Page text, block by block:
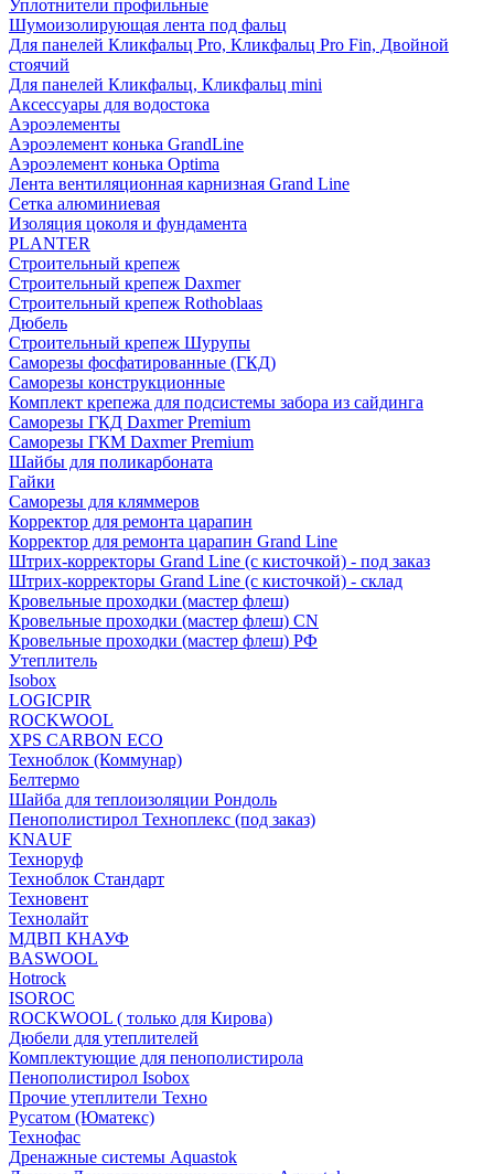
Уплотнители профильные
Шумоизолирующая лента под фальц
Для панелей Кликфальц Pro, Кликфальц Pro Fin, Двойной
стоячий
Для панелей Кликфальц, Кликфальц mini
Аксессуары для водостока
Аэроэлементы
Аэроэлемент конька GrandLine
Аэроэлемент конька Optima
Лента вентиляционная карнизная Grand Line
Сетка алюминиевая
Изоляция цоколя и фундамента
PLANTER
Строительный крепеж
Строительный крепеж Daxmer
Строительный крепеж Rothoblaas
Дюбель
Строительный крепеж Шурупы
Саморeзы фосфатированные (ГКД)
Саморезы конструкционные
Комплект крепежа для подсистемы забора из сайдинга
Саморезы ГКД Daxmer Premium
Саморезы ГКМ Daxmer Premium
Шайбы для поликарбоната
Гайки
Саморезы для кляммеров
Корректор для ремонта царапин
Корректор для ремонта царапин Grand Line
Штрих-корректоры Grand Line (с кисточкой) - под заказ
Штрих-корректоры Grand Line (с кисточкой) - склад
Кровельные проходки (мастер флеш)
Кровельные проходки (мастер флеш) CN
Кровельные проходки (мастер флеш) РФ
Утеплитель
Isobox
LOGICPIR
ROCKWOOL
XPS CARBON ECO
Техноблок (Коммунар)
Белтермо
Шайба для теплоизоляции Рондоль
Пенополистирол Техноплекс (под заказ)
KNАUF
Технoруф
Техноблок Стандарт
Техновент
Технолайт
МДВП КНАУФ
BASWOOL
Hotrock
ISOROC
ROCKWOOL ( только для Кирова)
Дюбели для утеплителей
Комплектующие для пенополистирола
Пенополистирол Isobox
Прочие утеплители Техно
Русатом (Юматекс)
Технофас
Дренажные системы Aquastok